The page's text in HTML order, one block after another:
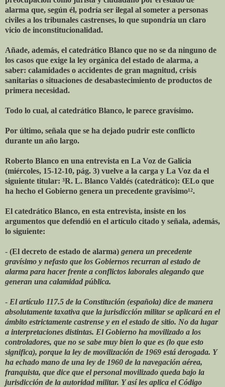
alarma que, según él, podría ser ilegal al someter a personas
civiles a los tribunales castrenses, lo que supondría un claro
vicio de inconstitucionalidad.
Añade, además, el catedrático Blanco que no se da ninguno de
los casos que exige la ley orgánica del estado de alarma, a
saber: calamidades o accidentes de gran magnitud, crisis
sanitarias o situaciones de desabastecimiento de productos de
primera necesidad.
Todo lo cual, al catedrático Blanco, le parece gravísimo.
Por último, señala que se ha dejado pudrir este conflicto
durante un año largo.
Roberto Blanco en una entrevista en La Voz de Galicia
(miércoles, 15-12-10, pág. 3) vuelve a la carga y La Voz da el
siguiente titular: ³R. L. Blanco Valdés (catedrático): ŒLo que
ha hecho el Gobierno genera un precedente gravisimo¹².
El catedrático Blanco, en esta entrevista, insiste en los
argumentos que defendió en el artículo citado y señala, además,
lo siguiente:
- (El decreto de estado de alarma) genera un precedente
gravísimo y nefasto que los Gobiernos recurran al estado de
alarma para hacer frente a conflictos laborales alegando que
generan una calamidad pública.
- El artículo 117.5 de la Constitución (española) dice de manera
absolutamente taxativa que la jurisdicción militar se aplicará en el
ámbito estrictamente castrense y en el estado de sitio. No da lugar
a interpretaciones distintas. El Gobierno ha movilizado a los
controladores, que no se sabe muy bien lo que es (lo que esto
significa), porque la ley de movilización de 1969 está derogada. Y
ha echado mano de una ley de 1960 de la navegación aérea,
franquista, que dice que el personal movilizado queda bajo la
jurisdicción de la autoridad militar. Y así les aplica el Código